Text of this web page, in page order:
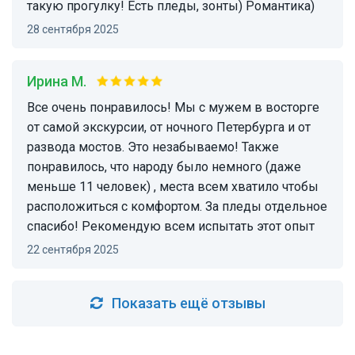
такую прогулку! Есть пледы, зонты) Романтика)
28 сентября 2025
Ирина М.
Все очень понравилось! Мы с мужем в восторге
от самой экскурсии, от ночного Петербурга и от
развода мостов. Это незабываемо! Также
понравилось, что народу было немного (даже
меньше 11 человек) , места всем хватило чтобы
расположиться с комфортом. За пледы отдельное
спасибо! Рекомендую всем испытать этот опыт
22 сентября 2025
Показать ещё отзывы